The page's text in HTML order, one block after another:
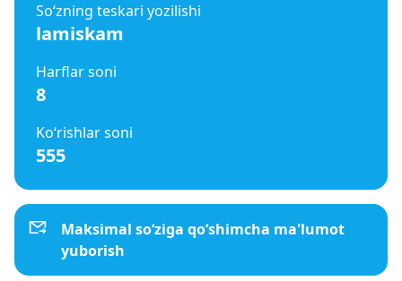
So‘zning teskari yozilishi
lamiskam
Harflar soni
8
Ko‘rishlar soni
555
Maksimal so‘ziga qo‘shimcha ma'lumot
yuborish